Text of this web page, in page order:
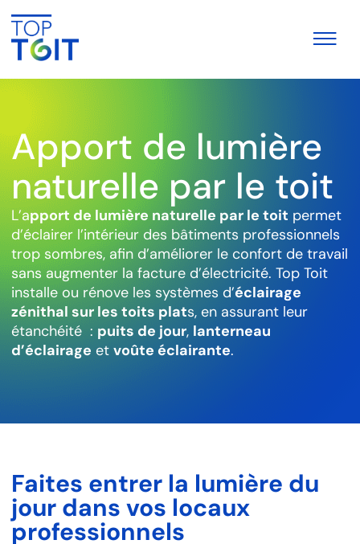
Apport de lumière
naturelle par le toit
L’apport de lumière naturelle par le toit permet
d’éclairer l’intérieur des bâtiments professionnels
trop sombres, afin d’améliorer le confort de travail
sans augmenter la facture d’électricité. Top Toit
installe ou rénove les systèmes d’éclairage
zénithal sur les toits plats, en assurant leur
étanchéité : puits de jour, lanterneau
d’éclairage et voûte éclairante.
Faites entrer la lumière du
jour dans vos locaux
professionnels